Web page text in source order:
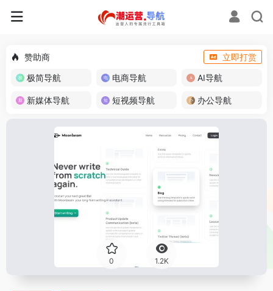
赞助商
立即打赏
极简导航
电商导航 AI导航
新媒体导航 短视频导航 办公导航
0 1.2K